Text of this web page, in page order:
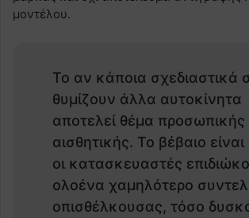
μοντέλου.
Το αν κάποια σχεδιαστικά
θυμίζουν άλλα αυτοκίνητα
αποτελεί θέμα προσωπικής
αισθητικής. Το βέβαιο είναι
οι κατασκευαστές
ολοένα χαμηλότερο
οπισθέλκουσας, τόσο